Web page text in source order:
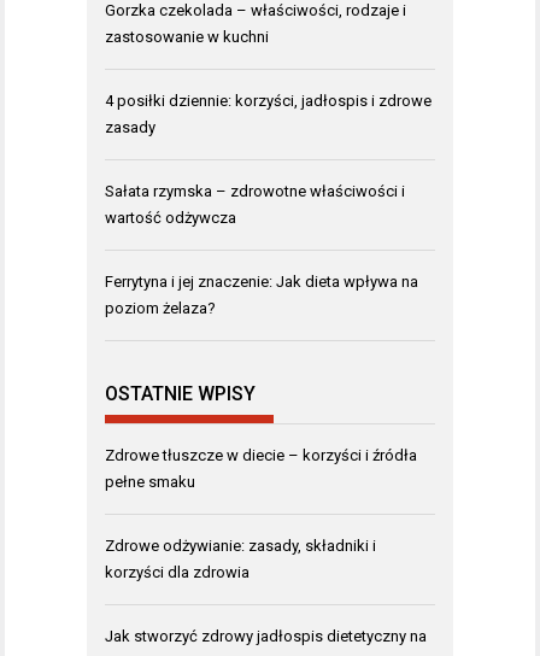
Gorzka czekolada – właściwości, rodzaje i
zastosowanie w kuchni
4 posiłki dziennie: korzyści, jadłospis i zdrowe
zasady
Sałata rzymska – zdrowotne właściwości i
wartość odżywcza
Ferrytyna i jej znaczenie: Jak dieta wpływa na
poziom żelaza?
OSTATNIE WPISY
Zdrowe tłuszcze w diecie – korzyści i źródła
pełne smaku
Zdrowe odżywianie: zasady, składniki i
korzyści dla zdrowia
Jak stworzyć zdrowy jadłospis dietetyczny na